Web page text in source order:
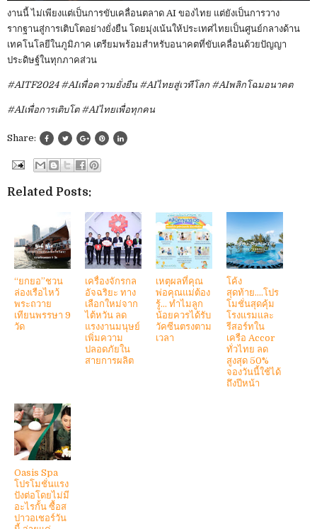
งานนี้ ไม่เพียงแต่เป็นการขับเคลื่อนตลาด AI ของไทย แต่ยังเป็นการวาง
รากฐานสู่การเติบโตอย่างยั่งยืน โดยมุ่งเน้นให้ประเทศไทยเป็นศูนย์กลางด้าน
เทคโนโลยีในภูมิภาค เตรียมพร้อมสำหรับอนาคตที่ขับเคลื่อนด้วยปัญญา
ประดิษฐ์ในทุกภาคส่วน
#AITF2024 #AIเพื่อความยั่งยืน #AIไทยสู่เวทีโลก #AIพลิกโฉมอนาคต
#AIเพื่อการเติบโต #AIไทยเพื่อทุกคน
Share:
Related Posts:
“ยกยอ”ชวน
ล่องเรือไหว้
พระถวาย
เทียนพรรษา 9
วัด
เครื่องจักรกล
อัจฉริยะ ทาง
เลือกใหม่จาก
ไต้หวัน ลด
แรงงานมนุษย์
เพิ่มความ
ปลอดภัยใน
สายการผลิต
เหตุผลที่คุณ
พ่อคุณแม่ต้อง
รู้... ทำไมลูก
น้อยควรได้รับ
วัคซีนตรงตาม
เวลา
โค้ง
สุดท้าย....โปร
โมชั่นสุดคุ้ม
โรงแรมและ
รีสอร์ทใน
เครือ Accor
ทั่วไทย ลด
สูงสุด 50%
จองวันนี้ใช้ได้
ถึงปีหน้า
Oasis Spa
โปรโมชั่นแรง
ปังต่อโดยไม่มี
อะไรกั้น ซื้อส
ปาวอเชอร์วัน